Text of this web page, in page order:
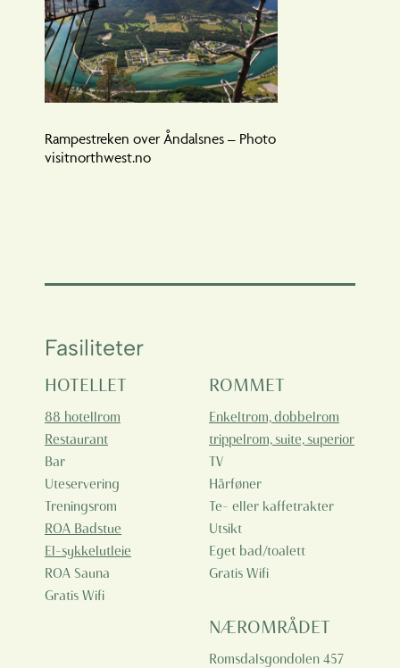
Rampestreken over Åndalsnes – Photo
visitnorthwest.no
Fasiliteter
HOTELLET
88 hotellrom
Restaurant
Bar
Uteservering
Treningsrom
ROA Badstue
El-sykkelutleie
ROA Sauna
Gratis Wifi
ROMMET
Enkeltrom, dobbelrom
trippelrom, suite, superior
TV
Hårføner
Te- eller kaffetrakter
Utsikt
Eget bad/toalett
Gratis Wifi
NÆROMRÅDET
Romsdalsgondolen 457